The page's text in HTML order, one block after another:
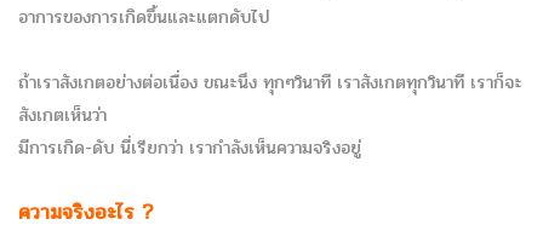
อาการของการเกิดขึ้นและแตกดับไป
ถ้าเราสังเกตอย่างต่อเนื่อง ขณะนึง ทุกๆวินาที เราสังเกตทุกวินาที เราก็จะ
สังเกตเห็นว่า
มีการเกิด-ดับ นี่เรียกว่า เรากำลังเห็นความจริงอยู่
ความจริงอะไร ?